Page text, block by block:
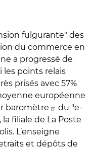
fulgurante" des
du commerce en
a progressé de
les points relais
prisés avec 57%
européenne
baromètre
du "e-
filiale de La Poste
L’enseigne
et dépôts de